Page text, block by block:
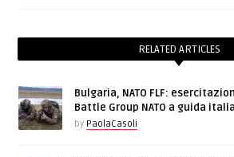
RELATED ARTICLES
Bulgaria, NATO FLF:
Battle Group NATO a guida
by PaolaCasoli